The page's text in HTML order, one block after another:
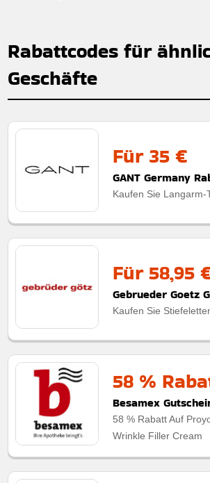
Rabattcodes für
Geschäfte
Für 35 €
GANT Germany
Kaufen Sie
Für 58,95
Gebrueder Goetz
Kaufen Sie
58 %
Besamex
58 % Rabatt Auf
Wrinkle Filler Cream